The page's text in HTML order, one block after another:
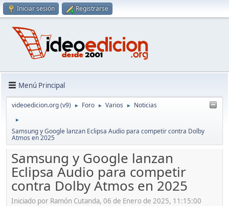
Iniciar sesión Registrarse
Menú Principal
videoedicion.org (v9) ► Foro ► Varios ► Noticias
►
Samsung y Google lanzan Eclipsa Audio para competir contra Dolby
Atmos en 2025
Samsung y Google lanzan
Eclipsa Audio para competir
contra Dolby Atmos en 2025
Iniciado por Ramón Cutanda, 06 de Enero de 2025, 11:15:00